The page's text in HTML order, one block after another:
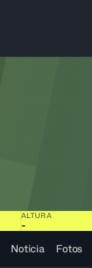
ALTURA
-
Noticia Fotos